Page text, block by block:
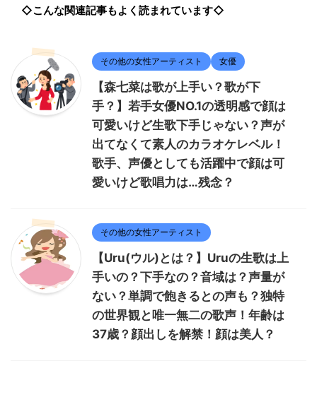
◇こんな関連記事もよく読まれています◇
その他の女性アーティスト 女優
【森七菜は歌が上手い？歌が下
手？】若手女優NO.1の透明感で顔は
可愛いけど生歌下手じゃない？声が
出てなくて素人のカラオケレベル！
歌手、声優としても活躍中で顔は可
愛いけど歌唱力は…残念？
その他の女性アーティスト
【Uru(ウル)とは？】Uruの生歌は上
手いの？下手なの？音域は？声量が
ない？単調で飽きるとの声も？独特
の世界観と唯一無二の歌声！年齢は
37歳？顔出しを解禁！顔は美人？